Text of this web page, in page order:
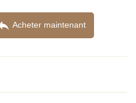
Acheter maintenant